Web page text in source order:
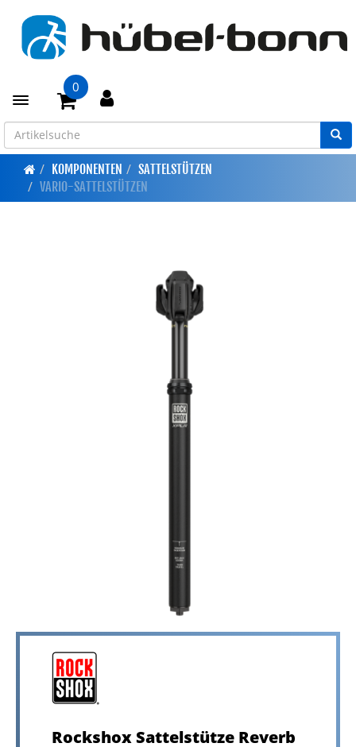
Toggle navigation
0
KOMPONENTEN
SATTELSTÜTZEN
VARIO-SATTELSTÜTZEN
Rockshox Sattelstütze Reverb